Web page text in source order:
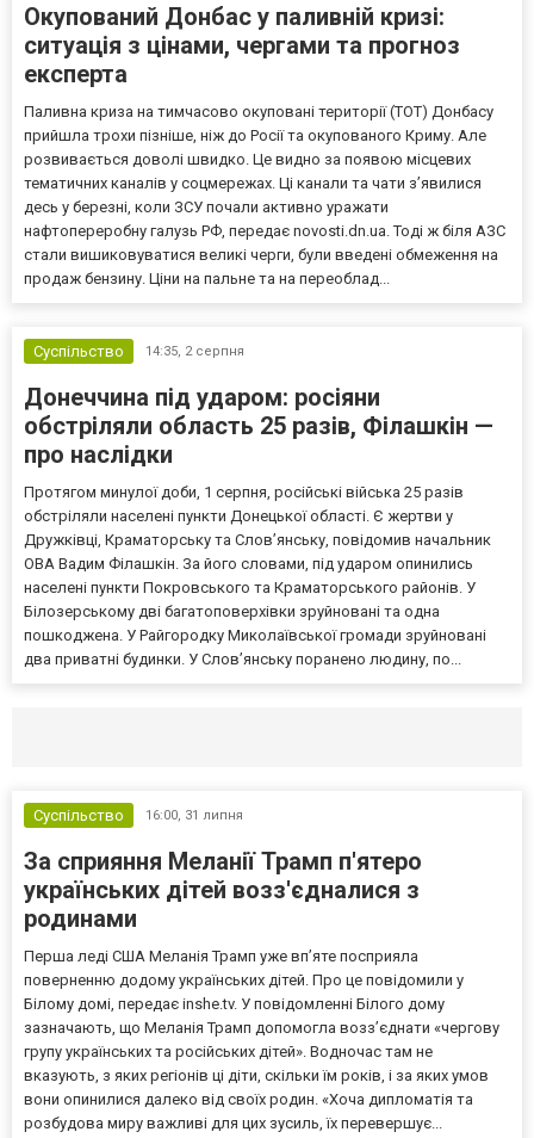
Окупований Донбас у паливній кризі:
ситуація з цінами, чергами та прогноз
експерта
Паливна криза на тимчасово окуповані території (ТОТ) Донбасу
прийшла трохи пізніше, ніж до Росії та окупованого Криму. Але
розвивається доволі швидко. Це видно за появою місцевих
тематичних каналів у соцмережах. Ці канали та чати з’явилися
десь у березні, коли ЗСУ почали активно уражати
нафтопереробну галузь РФ, передає novosti.dn.ua. Тоді ж біля АЗС
стали вишиковуватися великі черги, були введені обмеження на
продаж бензину. Ціни на пальне та на переоблад...
Суспільство 14:35, 2 серпня
Донеччина під ударом: росіяни
обстріляли область 25 разів, Філашкін —
про наслідки
Протягом минулої доби, 1 серпня, російські війська 25 разів
обстріляли населені пункти Донецької області. Є жертви у
Дружківці, Краматорську та Слов’янську, повідомив начальник
ОВА Вадим Філашкін. За його словами, під ударом опинились
населені пункти Покровського та Краматорського районів. У
Білозерському дві багатоповерхівки зруйновані та одна
пошкоджена. У Райгородку Миколаївської громади зруйновані
два приватні будинки. У Слов’янську поранено людину, по...
Суспільство 16:00, 31 липня
За сприяння Меланії Трамп п'ятеро
українських дітей возз'єдналися з
родинами
Перша леді США Меланія Трамп уже впʼяте посприяла
поверненню додому українських дітей. Про це повідомили у
Білому домі, передає inshe.tv. У повідомленні Білого дому
зазначають, що Меланія Трамп допомогла возз’єднати «чергову
групу українських та російських дітей». Водночас там не
вказують, з яких регіонів ці діти, скільки їм років, і за яких умов
вони опинилися далеко від своїх родин. «Хоча дипломатія та
розбудова миру важливі для цих зусиль, їх перевершує...